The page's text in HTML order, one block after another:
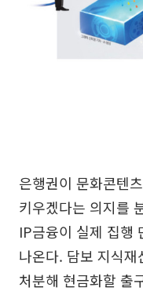
은행권이 문화콘텐
키우겠다는 의지를
IP금융이 실제 집행
나온다. 담보 지식
처분해 현금화할 출